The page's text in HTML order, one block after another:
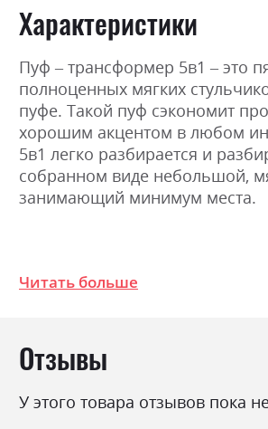
Характеристики
Пуф – трансформер 5в1 – это
полноценных мягких
пуфе. Такой пуф сэкономит
хорошим акцентом в любом
5в1 легко разбирается и
собранном виде небольшой,
занимающий минимум места.
Стиль
Ниша для белья
Читать больше
Отзывы
У этого товара отзывов пока